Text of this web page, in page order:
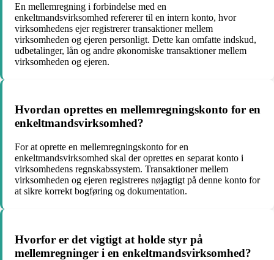
En mellemregning i forbindelse med en
enkeltmandsvirksomhed refererer til en intern konto, hvor
virksomhedens ejer registrerer transaktioner mellem
virksomheden og ejeren personligt. Dette kan omfatte indskud,
udbetalinger, lån og andre økonomiske transaktioner mellem
virksomheden og ejeren.
Hvordan oprettes en mellemregningskonto for en
enkeltmandsvirksomhed?
For at oprette en mellemregningskonto for en
enkeltmandsvirksomhed skal der oprettes en separat konto i
virksomhedens regnskabssystem. Transaktioner mellem
virksomheden og ejeren registreres nøjagtigt på denne konto for
at sikre korrekt bogføring og dokumentation.
Hvorfor er det vigtigt at holde styr på
mellemregninger i en enkeltmandsvirksomhed?